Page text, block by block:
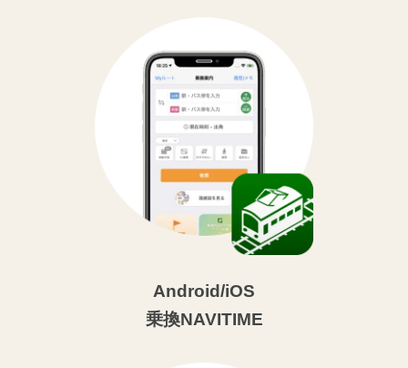
Android/iOS
乗換NAVITIME